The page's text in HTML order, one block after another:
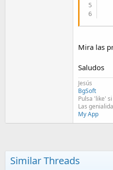
Mira las
Saludos
Jesús
BgSoft
Pulsa 'like'
Las
My App
Similar Threads